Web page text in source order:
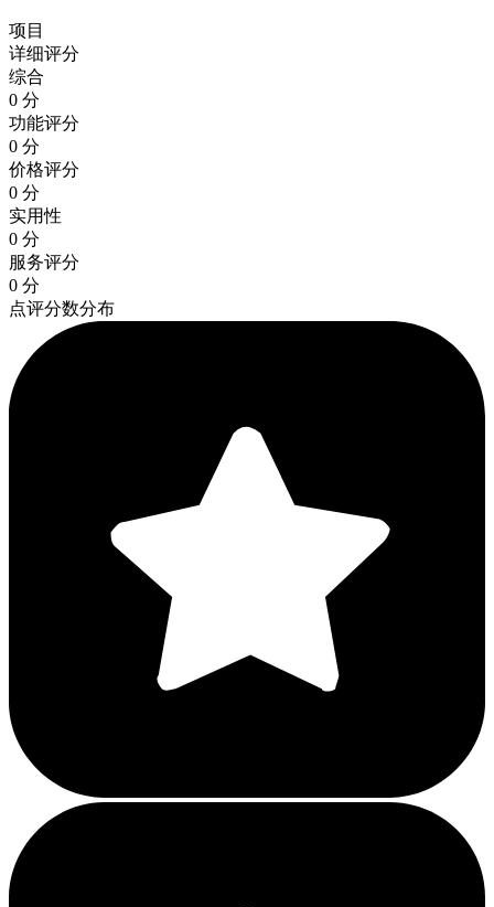
项目
详细评分
综合
0 分
功能评分
0 分
价格评分
0 分
实用性
0 分
服务评分
0 分
点评分数分布